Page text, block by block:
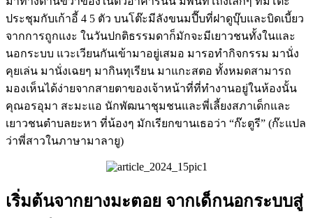
ประชุมกับเก้าอี้ 4 5 ตัว บนโต๊ะมีลังขนมปี๊บที่ฝาดูบุ๊บและบิดเบี้ยว
จากการถูกแงะ ในวันปกติธรรมดาก็มักจะมีเยาวชนทั้งในและ
นอกระบบ แวะเวียนกันเข้ามาอยู่เสมอ มารอทำกิจกรรม มานั่ง
คุยเล่น มานั่งเฉยๆ มากินทุเรียน มาแกะสตอ ทั้งหมดสามารถ
มองเห็นได้ง่ายจากสายตาของเจ้าหน้าที่ที่ทำงานอยู่ในห้องนั้น
คุณอรอุมา สะมะแอ นักพัฒนาชุมชนและพี่เลี้ยงสภาเด็กและ
เยาวชนตำบลยะหา ที่น้องๆ มักเรียกขานเธอว่า “ก๊ะตูรี” (ก๊ะแปล
ว่าพี่สาวในภาษามาลายู)
เริ่มต้นจากยางมะตอย จากเด็กนอกระบบสู่